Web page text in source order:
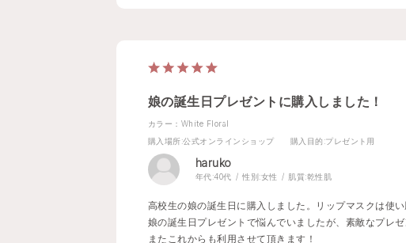
娘の誕生日プレゼントに購入しました！
カラー：White Floral
購入場所:公式オンラインショップ 購入目的 :プレゼント用
haruko
年代:40代 性別:女性 肌質:乾性肌
高校生の娘の誕生日に購入しました。リップマスクは使
娘の誕生日プレゼントで悩んでいましたが、素敵なプレ
またこれからも利用させて頂きます！